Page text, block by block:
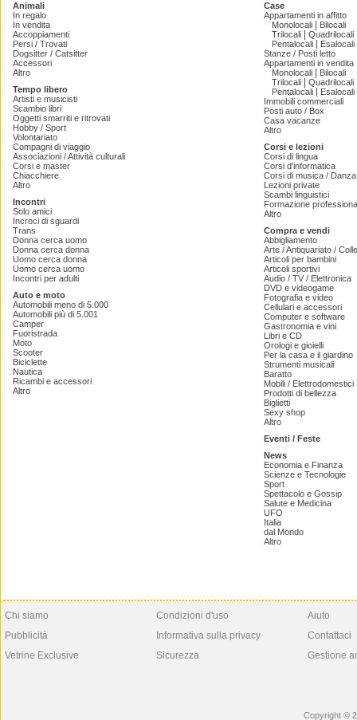
Animali
In regalo
In vendita
Accoppiamenti
Persi / Trovati
Dogsitter / Catsitter
Accessori
Altro
Tempo libero
Artisti e musicisti
Scambio libri
Oggetti smarriti e ritrovati
Hobby / Sport
Volontariato
Compagni di viaggio
Associazioni / Attività culturali
Corsi e master
Chiacchiere
Altro
Incontri
Solo amici
Incroci di sguardi
Trans
Donna cerca uomo
Donna cerca donna
Uomo cerca donna
Uomo cerca uomo
Incontri per adulti
Auto e moto
Automobili meno di 5.000
Automobili più di 5.001
Camper
Fuoristrada
Moto
Scooter
Biciclette
Nautica
Ricambi e accessori
Altro
Case
Appartamenti in affitto
Monolocali
Bilocali
Trilocali
Quadrilocali
Pentalocali
Esalocali
Stanze / Posti letto
Appartamenti in vendita
Monolocali
Bilocali
Trilocali
Quadrilocali
Pentalocali
Esalocali
Immobili commerciali
Posti auto / Box
Casa vacanze
Altro
Corsi e lezioni
Corsi di lingua
Corsi d'informatica
Corsi di musica /
Lezioni private
Scambi linguistici
Formazione
Altro
Compra e vendi
Abbigliamento
Arte / Antiquariato /
Articoli per bambini
Articoli sportivi
Audio / TV / Elettronica
DVD e videogame
Fotografia e video
Cellulari e accessori
Computer e software
Gastronomia e vini
Libri e CD
Orologi e gioielli
Per la casa e il giardino
Strumenti musicali
Baratto
Mobili / Elettrodomestici
Prodotti di bellezza
Biglietti
Sexy shop
Altro
Eventi / Feste
News
Economia e Finanza
Scienze e Tecnologie
Sport
Spettacolo e Gossip
Salute e Medicina
UFO
Italia
dal Mondo
Altro
Chi siamo
Pubblicità
Vetrine Exclusive
Condizioni d'uso
Informativa sulla privacy
Sicurezza
Aiuto
Contattaci
Gestione
Copyright ©